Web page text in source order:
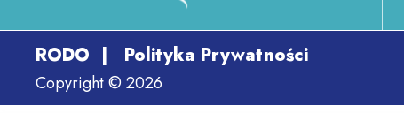
RODO | Polityka Prywatności
Copyright © 2026